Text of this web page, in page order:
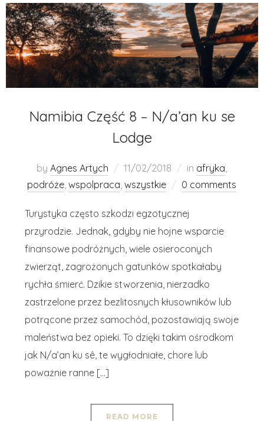
Namibia Część 8 – N/a’an ku se
Lodge
byAgnes Artych 11/02/2018 in afryka
podróże ,wspolpraca ,wszystkie 0 comments
Turystyka często szkodzi egzotycznej
przyrodzie. Jednak, gdyby nie hojne wsparcie
finansowe podróżnych, wiele osieroconych
zwierząt, zagrożonych gatunków spotkałaby
rychła śmierć. Dzikie stworzenia, nierzadko
zastrzelone przez bezlitosnych kłusowników lub
potrącone przez samochód, pozostawiają swoje
maleństwa bez opieki. To dzięki takim ośrodkom
jak N/a’an ku sê, te wygłodniałe, chore lub
poważnie ranne […]
READ MORE